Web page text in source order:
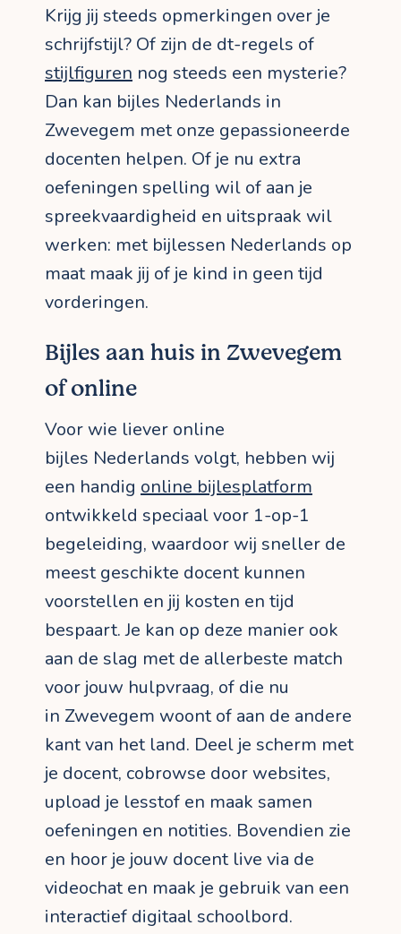
Krijg jij steeds opmerkingen over je
schrijfstijl? Of zijn de dt-regels of
stijlfiguren nog steeds een mysterie?
Dan kan bijles Nederlands in
Zwevegem met onze gepassioneerde
docenten helpen. Of je nu extra
oefeningen spelling wil of aan je
spreekvaardigheid en uitspraak wil
werken: met bijlessen Nederlands op
maat maak jij of je kind in geen tijd
vorderingen.
Bijles aan huis in Zwevegem
of online
Voor wie liever online
bijles Nederlands volgt, hebben wij
een handig online bijlesplatform
ontwikkeld speciaal voor 1-op-1
begeleiding, waardoor wij sneller de
meest geschikte docent kunnen
voorstellen en jij kosten en tijd
bespaart. Je kan op deze manier ook
aan de slag met de allerbeste match
voor jouw hulpvraag, of die nu
in Zwevegem woont of aan de andere
kant van het land. Deel je scherm met
je docent, cobrowse door websites,
upload je lesstof en maak samen
oefeningen en notities. Bovendien zie
en hoor je jouw docent live via de
videochat en maak je gebruik van een
interactief digitaal schoolbord.